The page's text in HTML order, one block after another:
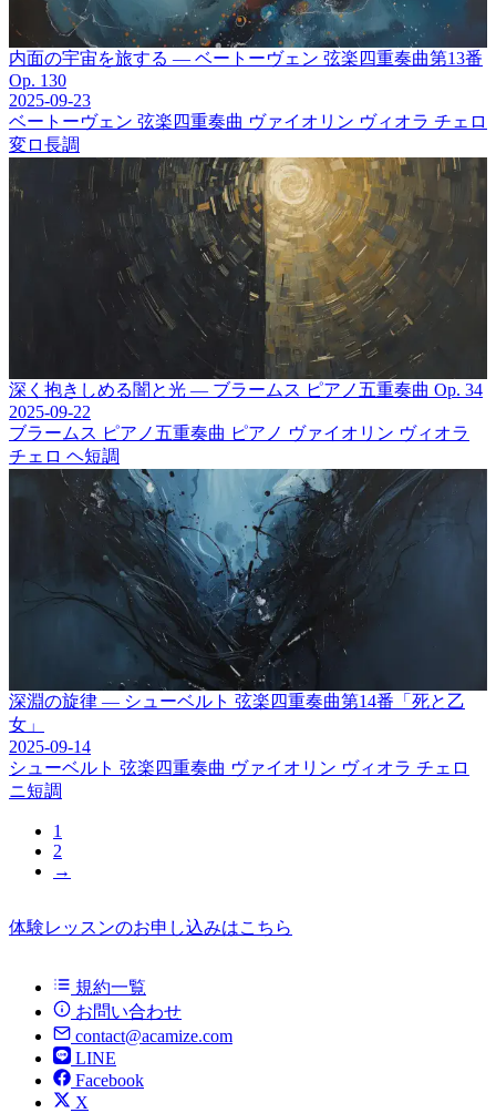
内面の宇宙を旅する ― ベートーヴェン 弦楽四重奏曲第13番
Op. 130
2025-09-23
ベートーヴェン 弦楽四重奏曲 ヴァイオリン ヴィオラ チェロ
変ロ長調
深く抱きしめる闇と光 ― ブラームス ピアノ五重奏曲 Op. 34
2025-09-22
ブラームス ピアノ五重奏曲 ピアノ ヴァイオリン ヴィオラ
チェロ ヘ短調
深淵の旋律 ― シューベルト 弦楽四重奏曲第14番「死と乙
女」
2025-09-14
シューベルト 弦楽四重奏曲 ヴァイオリン ヴィオラ チェロ
ニ短調
1
2
→
体験レッスンのお申し込みはこちら
規約一覧
お問い合わせ
contact@acamize.com
LINE
Facebook
X